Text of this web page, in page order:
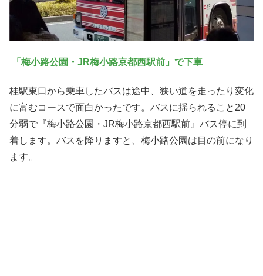
「梅小路公園・JR梅小路京都西駅前」で下車
桂駅東口から乗車したバスは途中、狭い道を走ったり変化
に富むコースで面白かったです。バスに揺られること20
分弱で『梅小路公園・JR梅小路京都西駅前』バス停に到
着します。バスを降りますと、梅小路公園は目の前になり
ます。